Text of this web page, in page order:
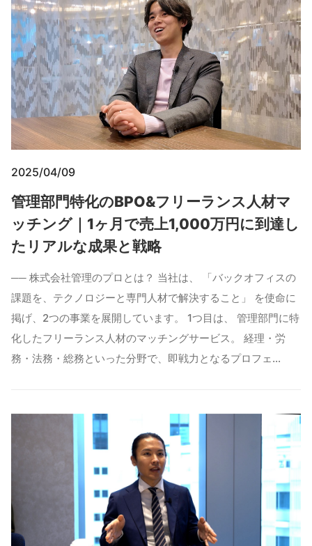
2025/04/09
管理部門特化のBPO&フリーランス人材マ
ッチング｜1ヶ月で売上1,000万円に到達し
たリアルな成果と戦略
── 株式会社管理のプロとは？ 当社は、 「バックオフィスの
課題を、テクノロジーと専門人材で解決すること」 を使命に
掲げ、2つの事業を展開しています。 1つ目は、 管理部門に特
化したフリーランス人材のマッチングサービス。 経理・労
務・法務・総務といった分野で、即戦力となるプロフェ…